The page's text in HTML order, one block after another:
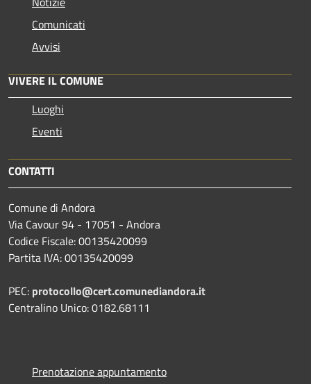
Comunicati
Avvisi
VIVERE IL COMUNE
Luoghi
Eventi
CONTATTI
Comune di Andora
Via Cavour 94 - 17051 - Andora
Codice Fiscale: 00135420099
Partita IVA: 00135420099
PEC: protocollo@cert.comunediandora.it
Centralino Unico: 0182.68111
Prenotazione appuntamento